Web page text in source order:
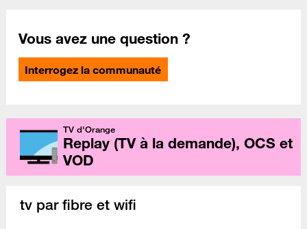
Vous avez une question ?
Interrogez la communauté
TV d'Orange
Replay (TV à la demande), OCS et
VOD
tv par fibre et wifi